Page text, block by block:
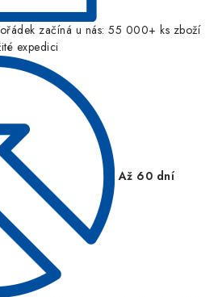
začíná u nás: 55 000+ ks zboží
expedici
Až 60 dní